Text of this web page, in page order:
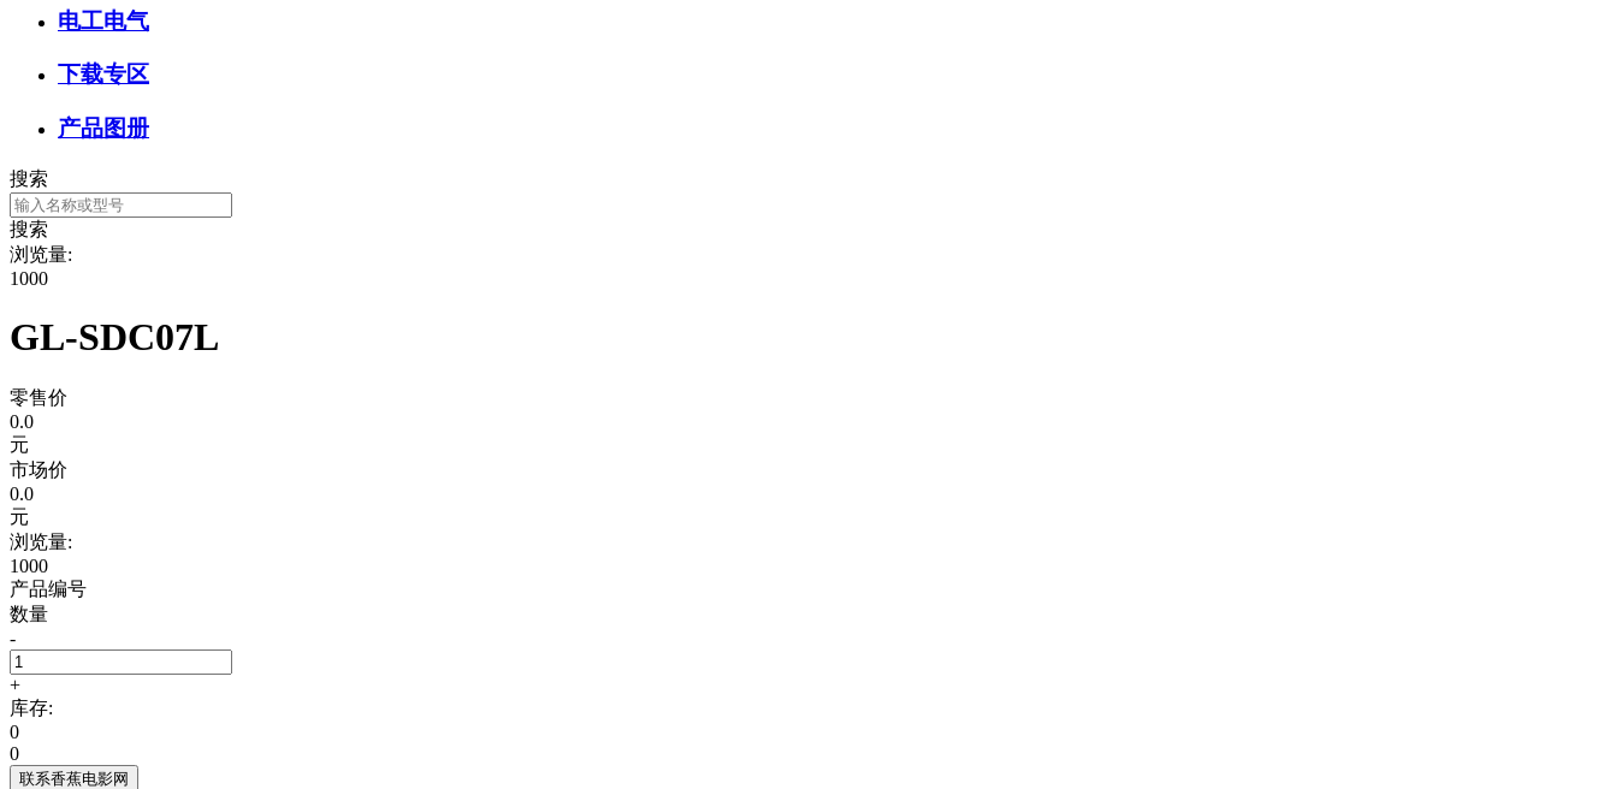
电工电气
下载专区
产品图册
搜索
搜索
浏览量:
1000
GL-SDC07L
零售价
0.0
元
市场价
0.0
元
浏览量:
1000
产品编号
数量
-
+
库存:
0
0
联系香蕉电影网